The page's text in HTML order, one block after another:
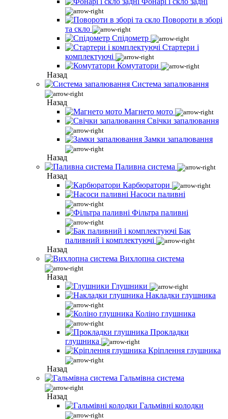
Повороти в зборі
та скло
Спідометр
Стартери і
комплектуючі
Комутатори
Назад
Система запалювання
Назад
Магнето мото
Свічки запалювання
Замки запалювання
Назад
Паливна система
Назад
Карбюратори
Насоси паливні
Фільтра паливні
Бак
паливний і комплектуючі
Назад
Вихлопна система
Назад
Глушники
Накладки глушника
Коліно глушника
Прокладки
глушника
Кріплення глушника
Назад
Гальмівна система
Назад
Гальмівні колодки